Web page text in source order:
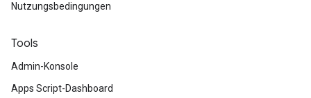
Nutzungsbedingungen
Tools
Admin-Konsole
Apps Script-Dashboard